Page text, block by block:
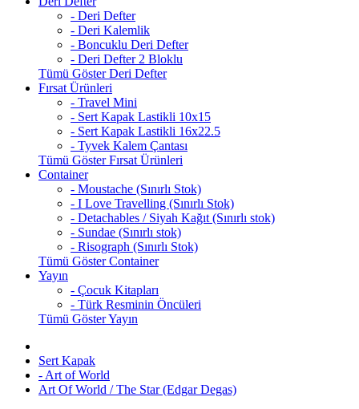
- Deri Defter
- Deri Kalemlik
- Boncuklu Deri Defter
- Deri Defter 2 Bloklu
Tümü Göster Deri Defter
Fırsat Ürünleri
- Travel Mini
- Sert Kapak Lastikli 10x15
- Sert Kapak Lastikli 16x22.5
- Tyvek Kalem Çantası
Tümü Göster Fırsat Ürünleri
Container
- Moustache (Sınırlı Stok)
- I Love Travelling (Sınırlı Stok)
- Detachables / Siyah Kağıt (Sınırlı stok)
- Sundae (Sınırlı stok)
- Risograph (Sınırlı Stok)
Tümü Göster Container
Yayın
- Çocuk Kitapları
- Türk Resminin Öncüleri
Tümü Göster Yayın
Sert Kapak
- Art of World
Art Of World / The Star (Edgar Degas)